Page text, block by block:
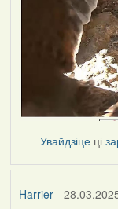
Увайдзіце ці
Harrier-